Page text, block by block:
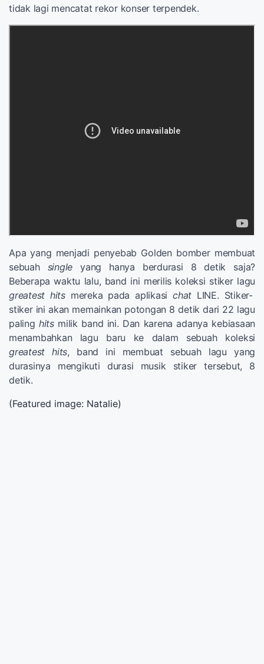
tidak lagi mencatat rekor konser terpendek.
Apa yang menjadi penyebab Golden bomber membuat
sebuah single yang hanya berdurasi 8 detik saja?
Beberapa waktu lalu, band ini merilis koleksi stiker lagu
greatest hitsmereka pada aplikasichat LINE. Stiker-
stiker ini akan memainkan potongan 8 detik dari 22 lagu
paling hitsmilik band ini. Dan karena adanya kebiasaan
menambahkan lagu baru ke dalam sebuah koleksi
greatest hits, band ini membuat sebuah lagu yang
durasinya mengikuti durasi musik stiker tersebut, 8
detik.
(Featured image: Natalie)